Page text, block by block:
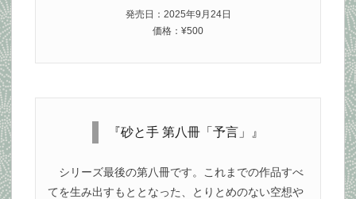
発売日：2025年9月24日
価格：¥500
『砂と手 第八冊「予言」』
シリーズ最後の第八冊です。これまでの作品すべ
てを生み出すもととなった、とりとめのない空想や